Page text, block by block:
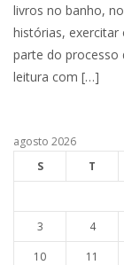
livros no banho,
histórias,
parte do processo
leitura com […]
agosto 2026
S
T
3
4
10
11